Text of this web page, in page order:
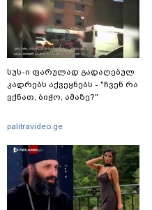
სუს-ი ფარულად გადაღებულ
კადრებს აქვეყნებს - "ჩვენ რა
ვქნათ, ბიჭო, ამაზე?"
palitravideo.ge